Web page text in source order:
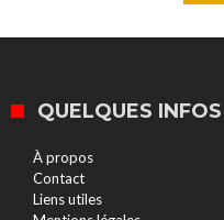
QUELQUES INFOS
À propos
Contact
Liens utiles